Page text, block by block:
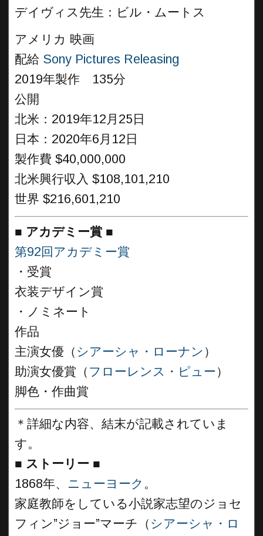
デイヴィス先生：ビル・ムートス
アメリカ 映画
配給 Sony Pictures Releasing
2019年製作 135分
公開
北米：2019年12月25日
日本：2020年6月12日
製作費 $40,000,000
北米興行収入 $108,101,210
世界 $216,601,210
■ アカデミー賞 ■
第92回アカデミー賞
・受賞
衣装デザイン賞
・ノミネート
作品
主演女優（ シアーシャ・ローナン ）
助演女優賞（ フローレンス・ピュー）
脚色・作曲賞
＊詳細な内容、結末が記載されていま
す。
■ ストーリー ■
1868年、 ニューヨーク 。
家庭教師をしている小説家志望のジョセ
フィン”ジョー”マーチ（ シアーシャ・ロ